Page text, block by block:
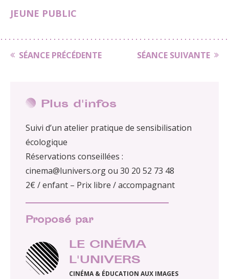
JEUNE PUBLIC
SÉANCE PRÉCÉDENTE SÉANCE SUIVANTE
Plus d'infos
Suivi d’un atelier pratique de sensibilisation
écologique
Réservations conseillées :
cinema@lunivers.org ou 30 20 52 73 48
2€ / enfant – Prix libre / accompagnant
Proposé par
LE CINÉMA
L'UNIVERS
CINÉMA & ÉDUCATION AUX IMAGES